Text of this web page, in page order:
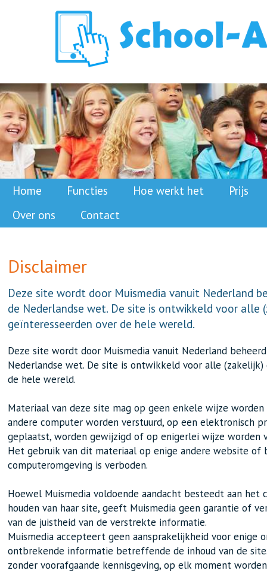
Home Functies Hoe werkt het
Prijs
Over ons
Contact
Disclaimer
Deze site wordt door Muismedia vanuit Nederland
de Nederlandse wet. De site is ontwikkeld voor alle
geïnteresseerden over de hele wereld.
Deze site wordt door Muismedia vanuit Nederland
Nederlandse wet. De site is ontwikkeld voor alle (zakelijk)
de hele wereld.
Materiaal van deze site mag op geen enkele wijze worden
andere computer worden verstuurd, op een elektronisch
geplaatst, worden gewijzigd of op enigerlei wijze worden
Het gebruik van dit materiaal op enige andere website of
computeromgeving is verboden.
Hoewel Muismedia voldoende aandacht besteedt aan het
houden van haar site, geeft Muismedia geen garantie of
van de juistheid van de verstrekte informatie.
Muismedia accepteert geen aansprakelijkheid voor enige
ontbrekende informatie betreffende de inhoud van de
zonder voorafgaande kennisgeving, op elk moment